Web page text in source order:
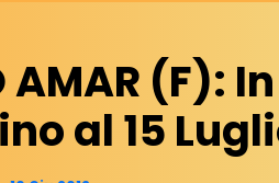
AMAR (F):
al 15